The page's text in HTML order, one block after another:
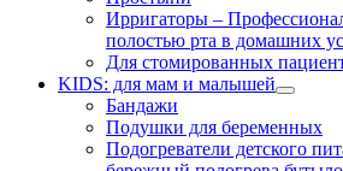
Ирригаторы –
полостью рта в домашних
Для стомированных
KIDS: для мам и малышей
Бандажи
Подушки для беременных
Подогреватели детского